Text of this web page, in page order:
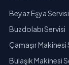
Beyaz Eşya Servisi
Buzdolabı Servisi
Çamaşır Makinesi
Bulaşık Makinesi